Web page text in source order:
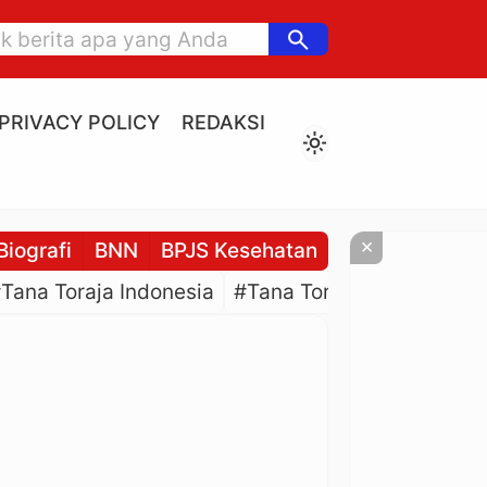
search
PRIVACY POLICY
REDAKSI
light_mode
BNN BPJS Kesehatan BPJS
Toraja Indonesia #Tana Toraja Culture
×